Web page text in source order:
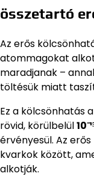
összetartó
Az erős
atommagokat
maradjanak –
töltésük miatt
Ez a kölcsönhatás
rövid, körülbelül
érvényesül. Az
kvarkok között,
alkotják.